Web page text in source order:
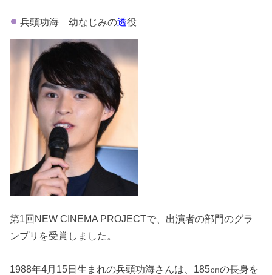
兵頭功海 幼なじみの透役
第1回NEW CINEMA PROJECTで、出演者の部門のグラ
ンプリを受賞しました。
1988年4月15日生まれの兵頭功海さんは、185㎝の長身を